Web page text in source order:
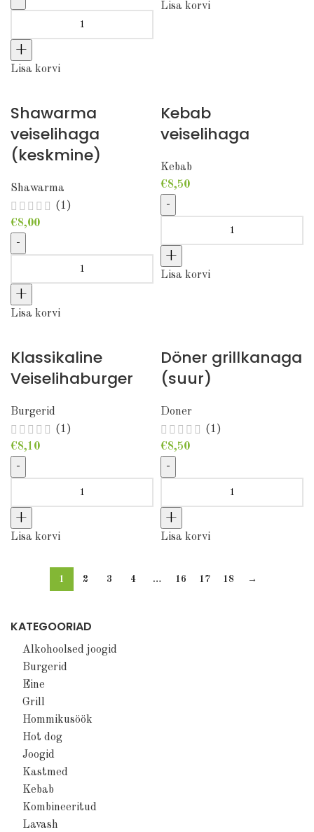
KATEGOORIAD
Alkohoolsed joogid
Burgerid
Eine
Grill
Hommikusöök
Hot dog
Joogid
Kastmed
Kebab
Kombineeritud
Lavash
Magusad pannkoogid + kaste (šokolaad, karamell,
maasikas) kogus
Lisa korvi
Lisa korvi
Shawarma
veiselihaga
(keskmine)
Shawarma
(1)
€8,00
Shawarma veiselihaga (keskmine) kogus
Lisa korvi
Kebab
veiselihaga
Kebab
€8,50
Kebab veiselihaga kogus
Lisa korvi
Klassikaline
Veiselihaburger
Burgerid
(1)
€8,10
Klassikaline Veiselihaburger kogus
Lisa korvi
Döner grillkanaga
(suur)
Doner
(1)
€8,50
Döner grillkanaga (suur)
kogus
Lisa korvi
1 2 3 4 … 16 17 18 →